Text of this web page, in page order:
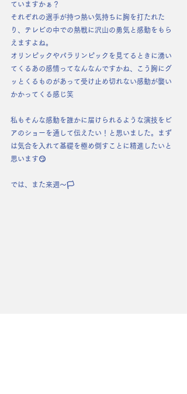
ていますかぁ？
それぞれの選手が持つ熱い気持ちに胸を打たれた
り、テレビの中での熱戦に沢山の勇気と感動をもら
えますよね。
オリンピックやパラリンピックを見てるときに湧い
てくるあの感情ってなんなんですかね、こう胸にグ
ッとくるものがあって受け止め切れない感動が襲い
かかってくる感じ笑
私もそんな感動を誰かに届けられるような演技をビ
アのショーを通して伝えたい！と思いました。まず
は気合を入れて基礎を極め倒すことに精進したいと
思います😏
では、また来週〜🏳